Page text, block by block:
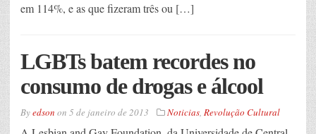
em 114%, e as que fizeram três ou […]
LGBTs batem recordes no
consumo de drogas e álcool
Byedson on 5 de janeiro de 2013 Noticias, Revolução Cultural